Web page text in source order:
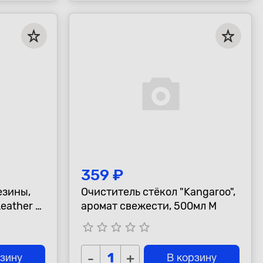
&
359 ₽
Очиститель стёкол "Kangaroo",
аромат свежести, 500мл М
star_border star_border star_border star_border star_border
- + В корзину